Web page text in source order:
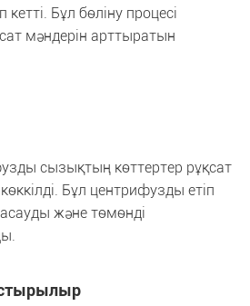
кетті. Бұл бөліну процесі
мәндерін арттыратын
сызықтың көттертер рұқсат
Бұл центрифузды етіп
және төмөнді